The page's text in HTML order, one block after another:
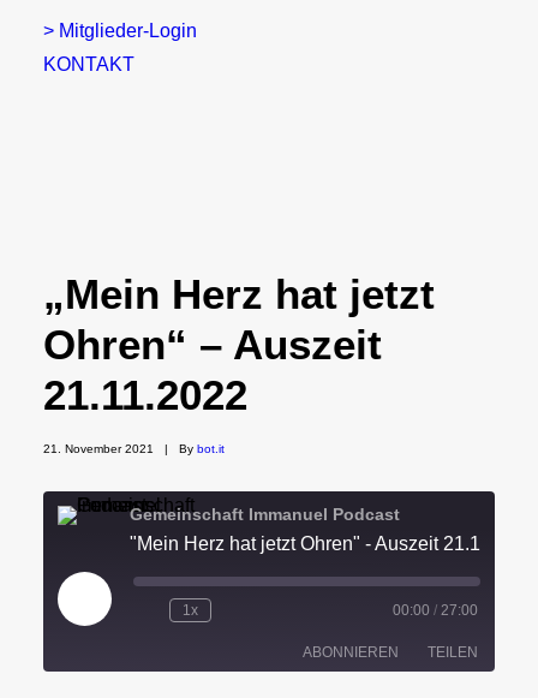
> Mitglieder-Login
KONTAKT
„Mein Herz hat jetzt
Ohren“ – Auszeit
21.11.2022
21. November 2021 | By bot.it
Gemeinschaft Immanuel Podcast
"Mein Herz hat jetzt Ohren" - Auszeit 21.11.2022
Play
Episode
1x 00:00 / 27:00
ABONNIEREN TEILEN